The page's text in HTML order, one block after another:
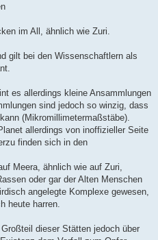
im All, ähnlich wie Zuri.
gilt bei den Wissenschaftlern als
es allerdings kleine Ansammlungen
sind jedoch so winzig, dass
(Mikromillimetermaßstäbe).
allerdings von inoffizieller Seite
finden sich in den
Meera, ähnlich wie auf Zuri,
oder gar der Alten Menschen
angelegte Komplexe gewesen,
heute harren.
dieser Stätten jedoch über